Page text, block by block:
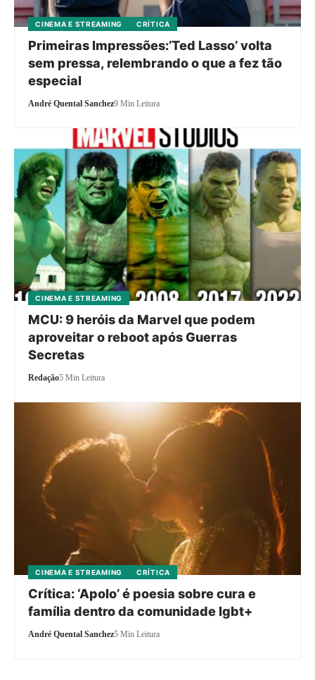
CINEMA E STREAMING CRÍTICA
Primeiras Impressões:’Ted Lasso’ volta
sem pressa, relembrando o que a fez tão
especial
André Quental Sanchez9 Min Leitura
CINEMA E STREAMING
MCU: 9 heróis da Marvel que podem
aproveitar o reboot após Guerras
Secretas
Redação5 Min Leitura
CINEMA E STREAMING CRÍTICA
Crítica: ‘Apolo’ é poesia sobre cura e
família dentro da comunidade lgbt+
André Quental Sanchez5 Min Leitura